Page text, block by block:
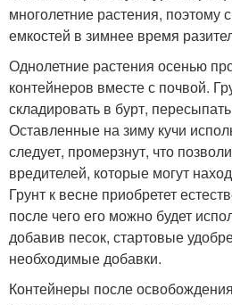
многолетние растения, поэтому
емкостей в зимнее время
Однолетние растения осенью
контейнеров вместе с почвой.
складировать в бурт,
Оставленные на зиму кучи
следует, промерзнут, что
вредителей, которые могут
Грунт к весне приобретет
после чего его можно будет
добавив песок, стартовые
необходимые добавки.
Контейнеры после